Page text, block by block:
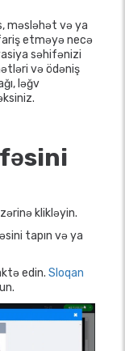
məsləhət və ya
etməyə necə
səhifənizi
və ödəniş
ləğv
klikləyin.
tapın və ya
edin. Sloqan